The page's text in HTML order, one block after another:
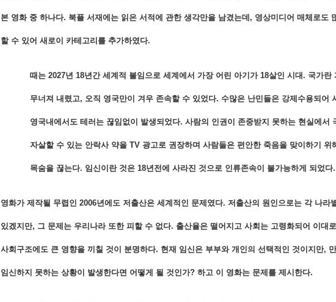
본 영화 중 하나다. 북플 서재에는 읽은 서적에 관한 생각만을 남겼는데, 영상미디어 매체로도
할 수 있어 새로이 카테고리를 추가하였다.
때는 2027년 18년간 세계적 불임으로 세계에서 가장 어린 아기가 18살인 시대. 국가란
무너져 내렸고, 오직 영국만이 겨우 존속할 수 있었다. 수많은 난민들은 강제수용되어
영국내에서도 테러는 끊임없이 발생되었다. 사람의 인권이 존중받지 못하는 현실에서
자살할 수 있는 안락사 약을 TV 광고로 권장하며 사람들은 편안한 죽음을 맞이하기 위
목숨을 끊는다. 임신이란 것은 18년전에 사라진 것으로 인류존속이 불가능하게 되었다.
영화가 제작될 무렵인 2006년에도 저출산은 세계적인 문제였다. 저출산의 원인으로는 각 나라
있겠지만, 그 문제는 우리나라 또한 피할 수 없다. 출산율은 떨어지고 사회는 고령화되어 이대
사회구조에도 큰 영향을 끼칠 것이 분명하다. 현재 임신은 부부와 개인의 선택적인 것이지만,
임신하지 못하는 상황이 발생한다면 어떻게 될 것인가? 하고 이 영화는 문제를 제시한다.